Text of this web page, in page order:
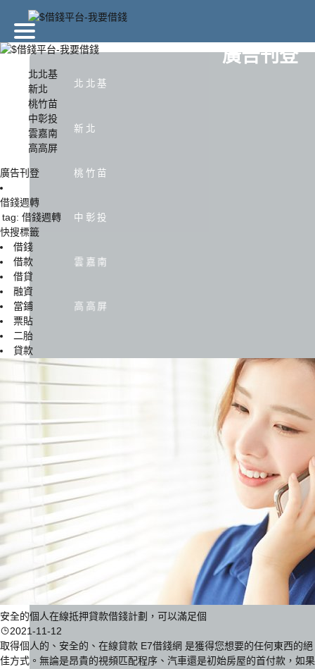
廣告刊登
北北基
新北
桃竹苗
中彰投
雲嘉南
高高屏
北北基
新北
桃竹苗
中彰投
雲嘉南
高高屏
廣告刊登
借錢週轉
tag: 借錢週轉
快搜標籤
借錢
借款
借貸
融資
當鋪
票貼
二胎
貸款
安全的個人在線抵押貸款借錢計劃，可以滿足個
2021-11-12
取得個人的、安全的、在線貸款 E7借錢網 是獲得您想要的任何東西的絕
佳方式。無論是昂貴的視頻匹配程序、汽車還是初始房屋的首付款，如果